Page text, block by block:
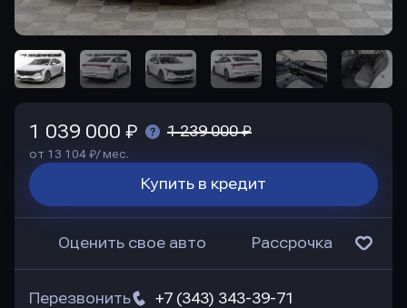
1 039 000 ₽ 1 239 000 ₽
от 13 104 ₽/ мес.
Купить в кредит
Оценить свое авто Рассрочка
+7 (343) 343-39-71
Перезвонить